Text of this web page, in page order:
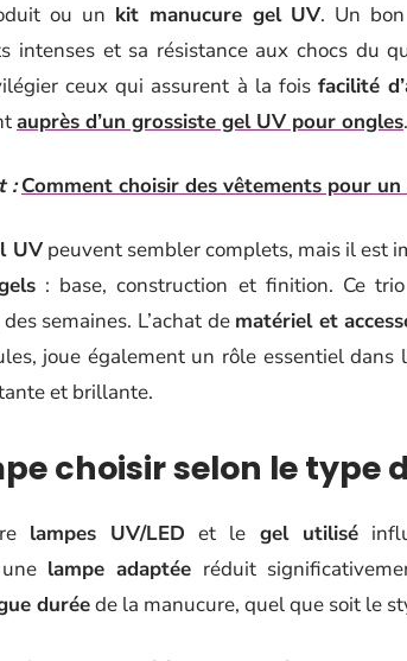
ou un kit manucure gel UV. Un
intenses et sa résistance aux chocs du
ceux qui assurent à la foisfacilité
auprès d’un grossiste gel UV pour ongles.
: Comment choisir des vêtements pour un
UVpeuvent sembler complets, mais il est
: base, construction et finition. Ce
semaines. L’achat de matériel et
joue également un rôle essentiel dans
et brillante.
choisir selon le type
lampes UV/LED et le gel utilisé
lampe adaptée réduit
duréede la manucure, quel que soit le